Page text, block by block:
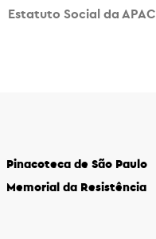
Estatuto Social da APAC
Pinacoteca de São Paulo
Memorial da Resistência